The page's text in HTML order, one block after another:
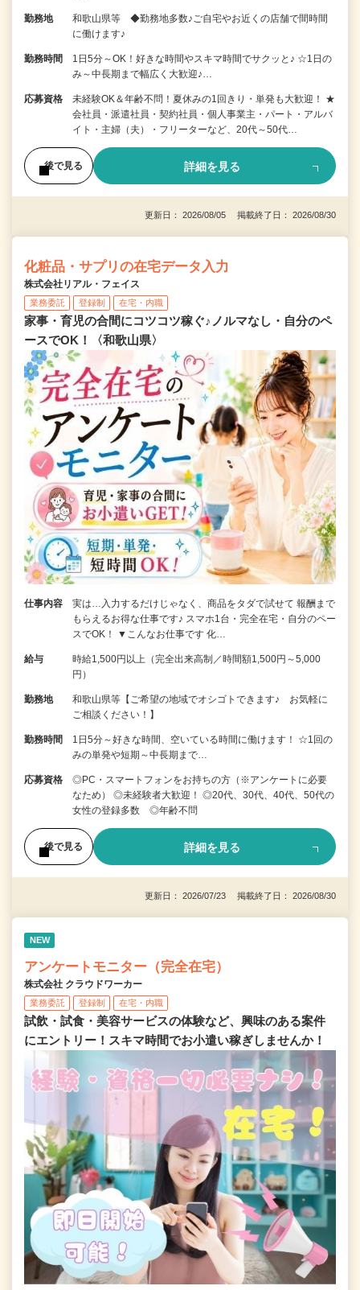
勤務地
和歌山県等 ◆勤務地多数♪ご自宅やお近くの店舗で間時間
に働けます♪
勤務時間
1日5分～OK！好きな時間やスキマ時間でサクッと♪ ☆1日の
み～中長期まで幅広く大歓迎♪…
応募資格
未経験OK＆年齢不問！夏休みの1回きり・単発も大歓迎！ ★
会社員・派遣社員・契約社員・個人事業主・パート・アルバ
イト・主婦（夫）・フリーターなど、20代～50代…
後で見る 詳細を見る
更新日： 2026/08/05 掲載終了日： 2026/08/30
化粧品・サプリの在宅データ入力
株式会社リアル・フェイス
業務委託 登録制 在宅・内職
家事・育児の合間にコツコツ稼ぐ♪ノルマなし・自分のペ
ースでOK！〈和歌山県〉
仕事内容
実は…入力するだけじゃなく、商品をタダで試せて 報酬まで
もらえるお得な仕事です♪ スマホ1台・完全在宅・自分のペー
スでOK！ ▼こんなお仕事です 化…
給与
時給1,500円以上（完全出来高制／時間額1,500円～5,000
円）
勤務地
和歌山県等【ご希望の地域でオシゴトできます♪ お気軽に
ご相談ください！】
勤務時間
1日5分～好きな時間、空いている時間に働けます！ ☆1回の
みの単発や短期～中長期まで…
応募資格
◎PC・スマートフォンをお持ちの方（※アンケートに必要
なため） ◎未経験者大歓迎！ ◎20代、30代、40代、50代の
女性の登録多数 ◎年齢不問
後で見る 詳細を見る
更新日： 2026/07/23 掲載終了日： 2026/08/30
NEW
アンケートモニター（完全在宅）
株式会社 クラウドワーカー
業務委託 登録制 在宅・内職
試飲・試食・美容サービスの体験など、興味のある案件
にエントリー！スキマ時間でお小遣い稼ぎしませんか！